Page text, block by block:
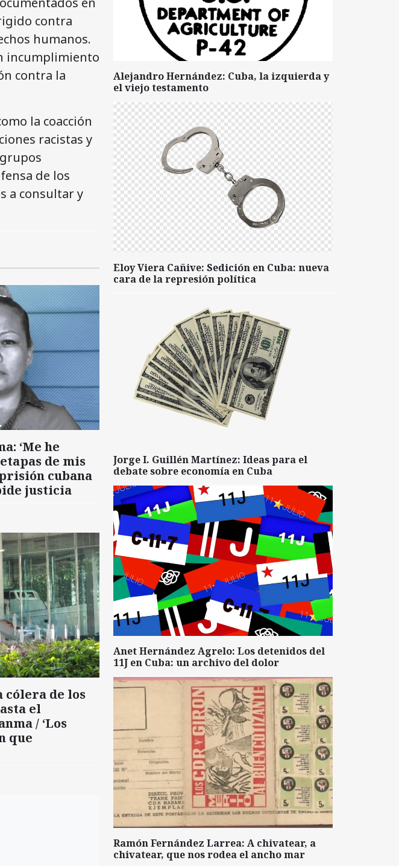
contra
humanos.
incumplimiento
contra la
la coacción
racistas y
de los
a consultar y
‘Me he
de mis
cubana
justicia
cólera de los
el
/ ‘Los
que
Alejandro Hernández: Cuba, la izquierda y
el viejo testamento
Eloy Viera Cañive: Sedición en Cuba: nueva
cara de la represión política
Jorge I. Guillén Martínez: Ideas para el
debate sobre economía en Cuba
Anet Hernández Agrelo: Los detenidos del
11J en Cuba: un archivo del dolor
Ramón Fernández Larrea: A chivatear, a
chivatear, que nos rodea el ancho mar